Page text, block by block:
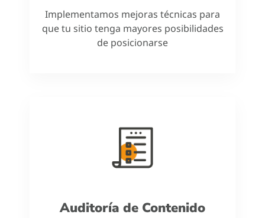
Implementamos mejoras técnicas para
que tu sitio tenga mayores posibilidades
de posicionarse
Auditoría de Contenido